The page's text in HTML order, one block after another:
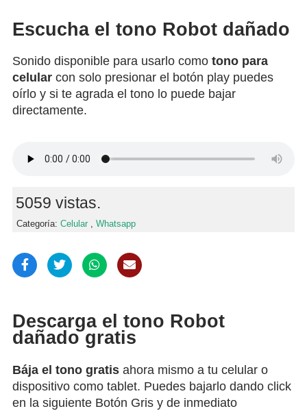
Escucha el tono Robot dañado
Sonido disponible para usarlo como tono para
celular con solo presionar el botón play puedes
oírlo y si te agrada el tono lo puede bajar
directamente.
5059 vistas.
Categoría: Celular , Whatsapp
Descarga el tono Robot
dañado gratis
Bája el tono gratis ahora mismo a tu celular o
dispositivo como tablet. Puedes bajarlo dando click
en la siguiente Botón Gris y de inmediato